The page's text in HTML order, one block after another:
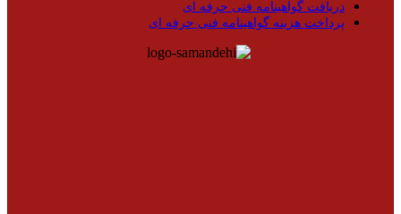
دریافت گواهینامه فنی حرفه ای
پرداخت هزینه گواهینامه فنی حرفه ای